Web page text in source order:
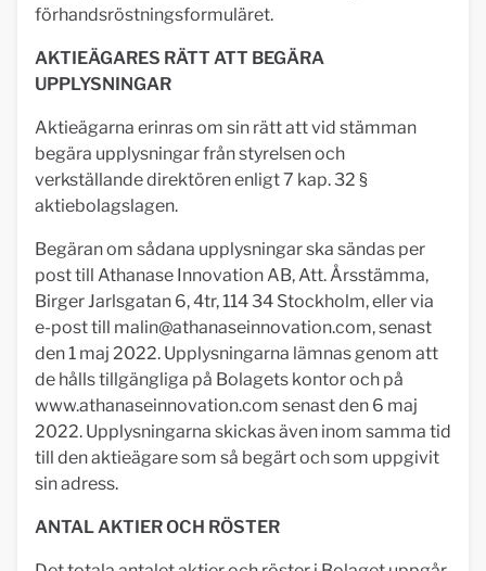
förhandsröstningsformuläret.
AKTIEÄGARES RÄTT ATT BEGÄRA
UPPLYSNINGAR
Aktieägarna erinras om sin rätt att vid stämman
begära upplysningar från styrelsen och
verkställande direktören enligt 7 kap. 32 §
aktiebolagslagen.
Begäran om sådana upplysningar ska sändas per
post till Athanase Innovation AB, Att. Årsstämma,
Birger Jarlsgatan 6, 4tr, 114 34 Stockholm, eller via
e-post till malin@athanaseinnovation.com, senast
den 1 maj 2022. Upplysningarna lämnas genom att
de hålls tillgängliga på Bolagets kontor och på
www.athanaseinnovation.com senast den 6 maj
2022. Upplysningarna skickas även inom samma tid
till den aktieägare som så begärt och som uppgivit
sin adress.
ANTAL AKTIER OCH RÖSTER